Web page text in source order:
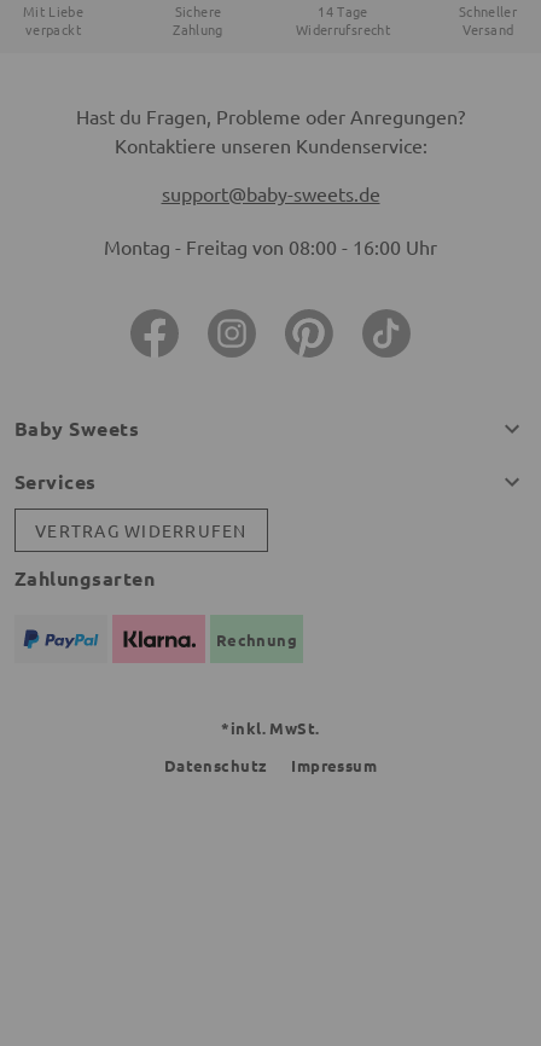
Mit Liebe
verpackt
Sichere
Zahlung
14 Tage
Widerrufsrecht
Schneller
Versand
Hast du Fragen, Probleme oder Anregungen?
Kontaktiere unseren Kundenservice:
support@baby-sweets.de
Montag - Freitag von 08:00 - 16:00 Uhr
Baby Sweets
Services
VERTRAG WIDERRUFEN
Zahlungsarten
Rechnung
*inkl. MwSt.
Datenschutz
Impressum